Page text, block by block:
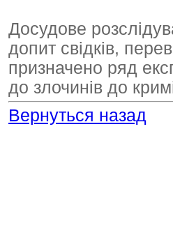
Досудове
допит свідків,
призначено ряд
до злочинів до
Вернуться назад